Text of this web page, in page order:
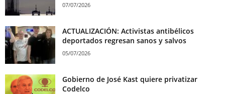
07/07/2026
ACTUALIZACIÓN: Activistas antibélicos
deportados regresan sanos y salvos
05/07/2026
Gobierno de José Kast quiere privatizar
Codelco